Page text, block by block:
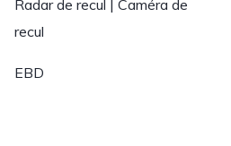
Radar de recul | Caméra de
recul
EBD